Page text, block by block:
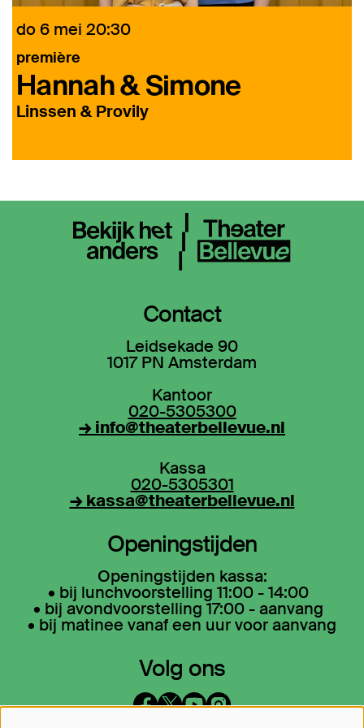
Hannah & Simone
Linssen & Provily
première
do 6 mei 20:30
Contact
Leidsekade 90
1017 PN Amsterdam
Kantoor
020-5305300
→ info@theaterbellevue.nl
Kassa
020-5305301
→ kassa@theaterbellevue.nl
Openingstijden
Openingstijden kassa:
• bij lunchvoorstelling 11:00 - 14:00
• bij avondvoorstelling 17:00 - aanvang
• bij matinee vanaf een uur voor aanvang
Volg ons